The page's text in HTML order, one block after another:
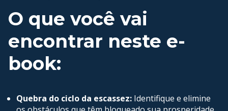
O que você vai
encontrar neste e-
book:
Quebra do ciclo da escassez: Identifique e elimine